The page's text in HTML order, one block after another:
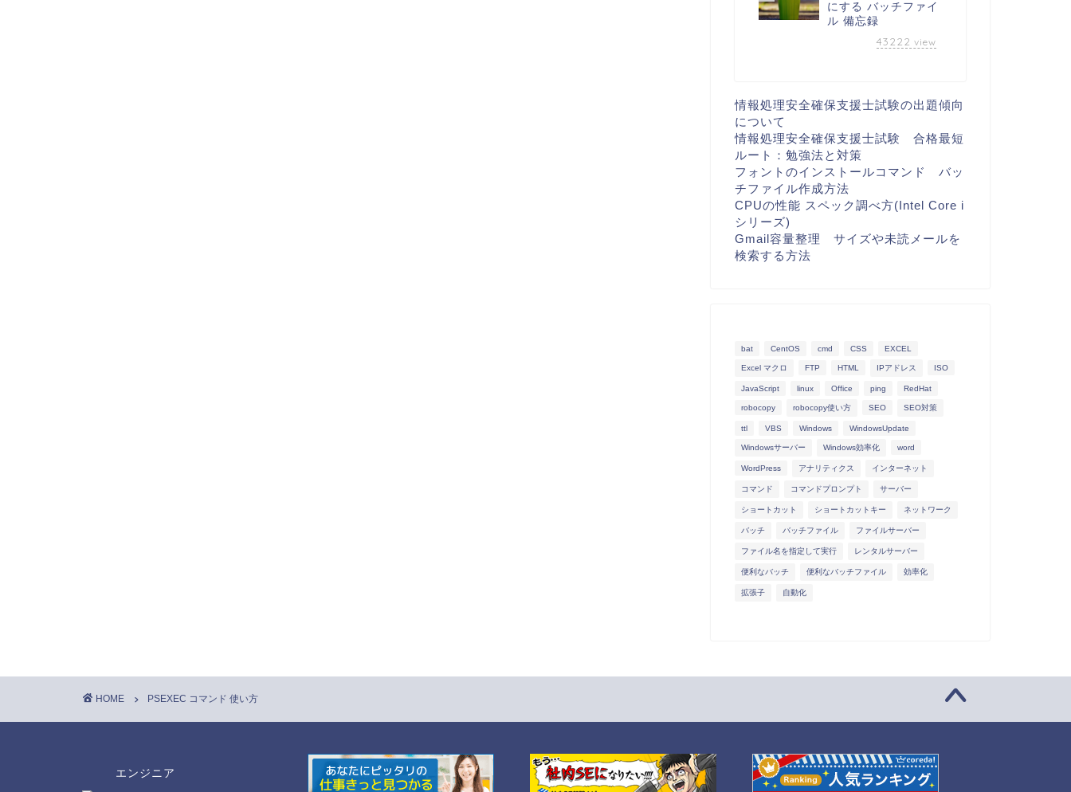
にする バッチファイ
ル 備忘録
43222 view
情報処理安全確保支援士試験の出題傾向
について
情報処理安全確保支援士試験 合格最短
ルート：勉強法と対策
フォントのインストールコマンド バッ
チファイル作成方法
CPUの性能 スペック調べ方(Intel Core i
シリーズ)
Gmail容量整理 サイズや未読メールを
検索する方法
bat CentOS cmd CSS EXCEL
Excel マクロ FTP HTML IPアドレス ISO
JavaScript linux Office ping RedHat
robocopy robocopy使い方 SEO SEO対策
ttl VBS Windows WindowsUpdate
Windowsサーバー Windows効率化 word
WordPress アナリティクス インターネット
コマンド コマンドプロンプト サーバー
ショートカット ショートカットキー ネットワーク
バッチ バッチファイル ファイルサーバー
ファイル名を指定して実行 レンタルサーバー
便利なバッチ 便利なバッチファイル 効率化
拡張子 自動化
HOME PSEXEC コマンド 使い方
エンジニア